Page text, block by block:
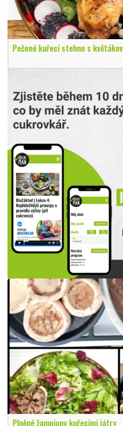
Pečené kuřecí stehno s
Plněné žampiony kuřecími játry